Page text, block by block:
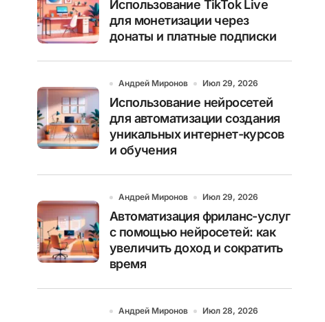
Использование TikTok Live
для монетизации через
донаты и платные подписки
Андрей Миронов Июл 29, 2026
Использование нейросетей
для автоматизации создания
уникальных интернет-курсов
и обучения
Андрей Миронов Июл 29, 2026
Автоматизация фриланс-услуг
с помощью нейросетей: как
увеличить доход и сократить
время
Андрей Миронов Июл 28, 2026